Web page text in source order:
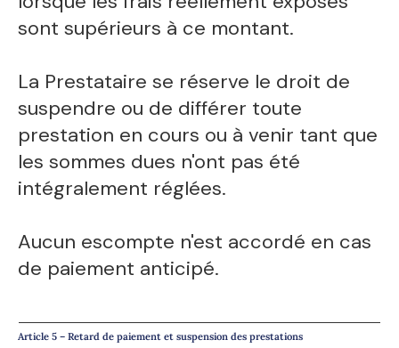
sont supérieurs à ce montant.
La Prestataire se réserve le droit de
suspendre ou de différer toute
prestation en cours ou à venir tant que
les sommes dues n'ont pas été
intégralement réglées.
Aucun escompte n'est accordé en cas
de paiement anticipé.
Article 5 – Retard de paiement et suspension des prestations